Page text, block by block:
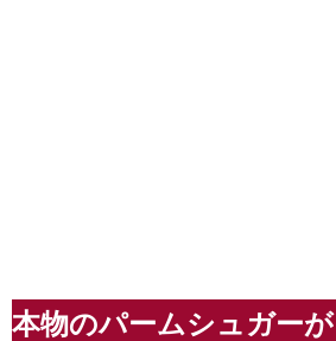
本物のパームシュガーが